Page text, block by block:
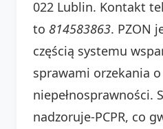
022 Lublin. Kontakt
to 814583863. PZON
częścią systemu
sprawami orzekania o
niepełnosprawności.
nadzoruje-PCPR, co